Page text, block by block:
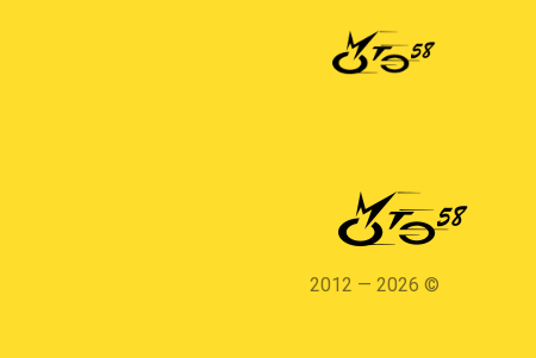
2012 — 2026 ©